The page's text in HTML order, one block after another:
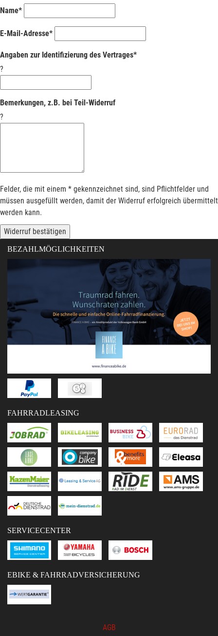
Name*
E-Mail-Adresse*
Angaben zur Identifizierung des Vertrages*
?
Bemerkungen, z.B. bei Teil-Widerruf
?
Felder, die mit einem * gekennzeichnet sind, sind Pflichtfelder und
müssen ausgefüllt werden, damit der Widerruf erfolgreich übermittelt
werden kann.
Widerruf bestätigen
BEZAHLMÖGLICHKEITEN
FAHRRADLEASING
SERVICECENTER
EBIKE & FAHRRADVERSICHERUNG
AGB